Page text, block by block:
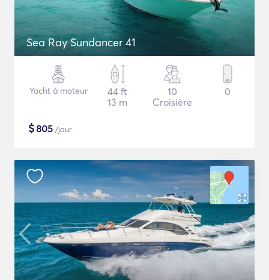
Sea Ray Sundancer 41
Yacht à moteur
44 ft
13 m
10
Croisière
0
$805 /jour